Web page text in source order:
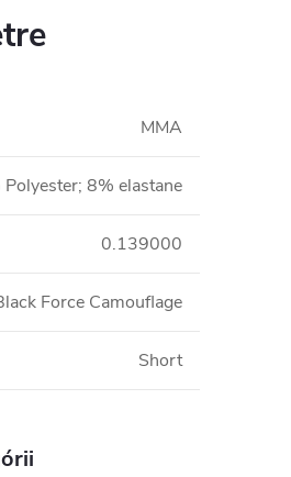
MMA
8% elastane
0.139000
Force Camouflage
Short